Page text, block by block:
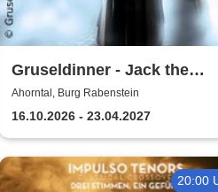
Gruseldinner - Jack the
Ripper
Ahorntal, Burg Rabenstein
16.10.2026 - 23.04.2027
20:00